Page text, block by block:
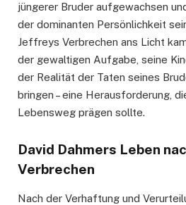
jüngerer Bruder aufgewachsen
der dominanten Persönlichkeit
Jeffreys Verbrechen ans Licht
der gewaltigen Aufgabe, seine
der Realität der Taten seines
bringen – eine Herausforderung,
Lebensweg prägen sollte.
David Dahmers Leben
Verbrechen
Nach der Verhaftung und